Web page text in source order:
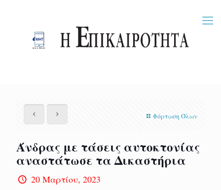
Φόρτωση Όλων
Άνδρας με τάσεις αυτοκτονίας
αναστάτωσε τα Δικαστήρια
20 Μαρτίου, 2023